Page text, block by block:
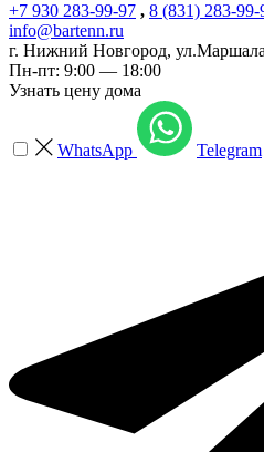
+7 930 283-99-97 , 8 (831) 283-99-
info@bartenn.ru
г. Нижний Новгород,
Пн-пт: 9:00 — 18:00
Узнать цену дома
WhatsApp Telegram